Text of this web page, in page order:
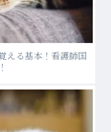
える基本！看護師国